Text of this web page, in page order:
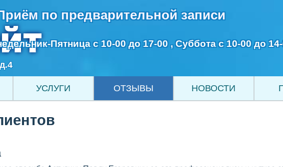
по предварительной записи
Пятница с 10-00 до 17-00 , Суббота с 10-00 до
УСЛУГИ ОТЗЫВЫ НОВОСТИ